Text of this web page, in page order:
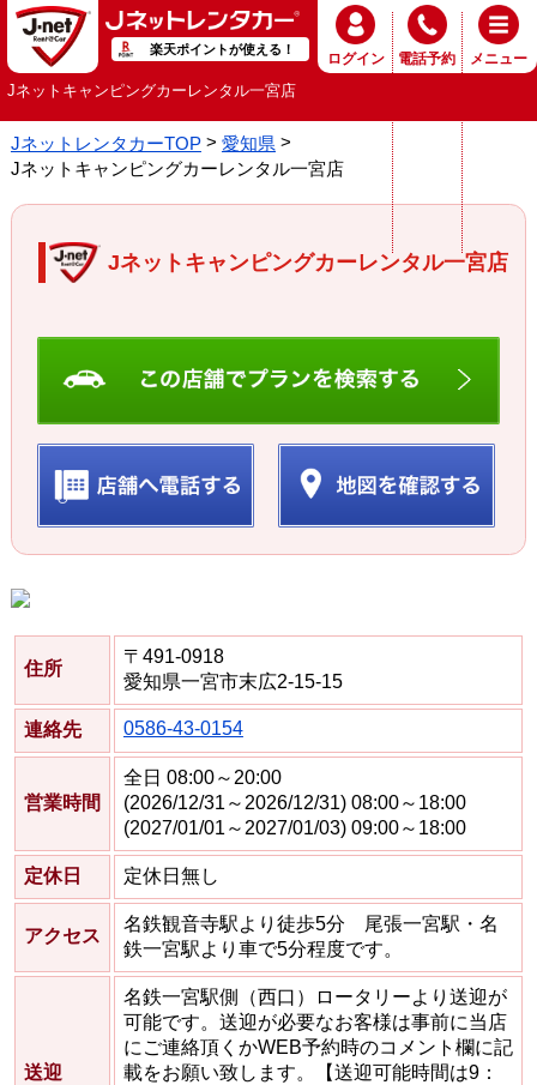
楽天ポイントが使える！
ログイン 電話予約 メニュー
Jネットキャンピングカーレンタル一宮店
JネットレンタカーTOP
愛知県
Jネットキャンピングカーレンタル一宮店
Jネットキャンピングカーレンタル一宮店
住所
〒491-0918
愛知県一宮市末広2-15-15
連絡先 0586-43-0154
営業時間
全日 08:00～20:00
(2026/12/31～2026/12/31) 08:00～18:00
(2027/01/01～2027/01/03) 09:00～18:00
定休日 定休日無し
アクセス
名鉄観音寺駅より徒歩5分 尾張一宮駅・名
鉄一宮駅より車で5分程度です。
送迎
名鉄一宮駅側（西口）ロータリーより送迎が
可能です。送迎が必要なお客様は事前に当店
にご連絡頂くかWEB予約時のコメント欄に記
載をお願い致します。【送迎可能時間は9：